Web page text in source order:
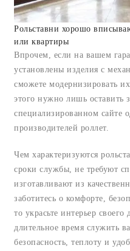
Рольставни хорошо
или квартиры
Впрочем, если на вашем
установлены изделия с
сможете модернизировать
этого нужно лишь оставить
специализированном сайте
производителей роллет.
Чем характеризуются
сроки службы, не требуют
изготавливают из
заботитесь о комфорте,
то украсьте интерьер
длительное время служить
безопасность, теплоту и